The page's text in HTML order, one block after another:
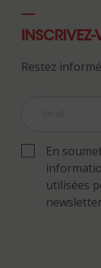
Restez
En
utilisées